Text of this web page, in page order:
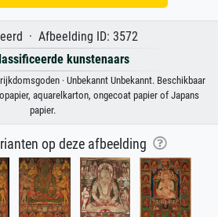
· Afbeelding ID: 3572
kunstenaars
· Unbekannt Unbekannt. Beschikbaar
aquarelkarton, ongecoat papier of Japans
papier.
op deze afbeelding